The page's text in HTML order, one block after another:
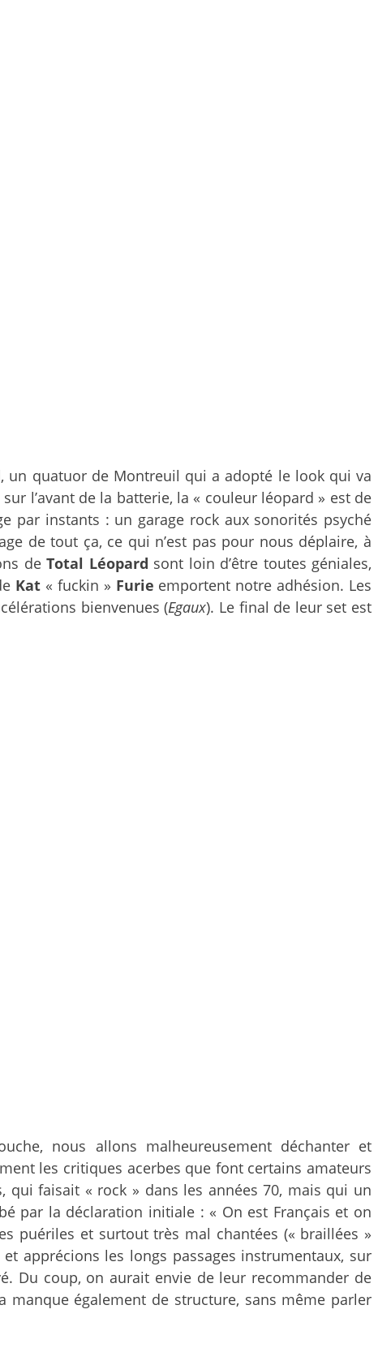
, un quatuor de Montreuil qui a adopté le look qui va
l’avant de la batterie, la « couleur léopard » est de
par instants : un garage rock aux sonorités psyché
de tout ça, ce qui n’est pas pour nous déplaire, à
deTotal Léopard sont loin d’être toutes géniales,
Kat « fuckin » Furie emportent notre adhésion. Les
bienvenues (Egaux). Le final de leur set est
nous allons malheureusement déchanter et
les critiques acerbes que font certains amateurs
faisait « rock » dans les années 70, mais qui un
par la déclaration initiale : « On est Français et on
puériles et surtout très mal chantées (« braillées »
apprécions les longs passages instrumentaux, sur
Du coup, on aurait envie de leur recommander de
manque également de structure, sans même parler